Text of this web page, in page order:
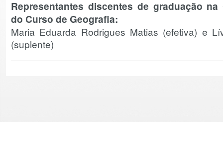
Representantes discentes de graduação
do Curso de Geografia:
Maria Eduarda Rodrigues Matias (efetiva) e
(suplente)